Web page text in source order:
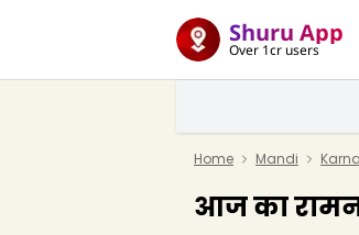
Shuru App
Over 1cr users
Home Mandi
आज का